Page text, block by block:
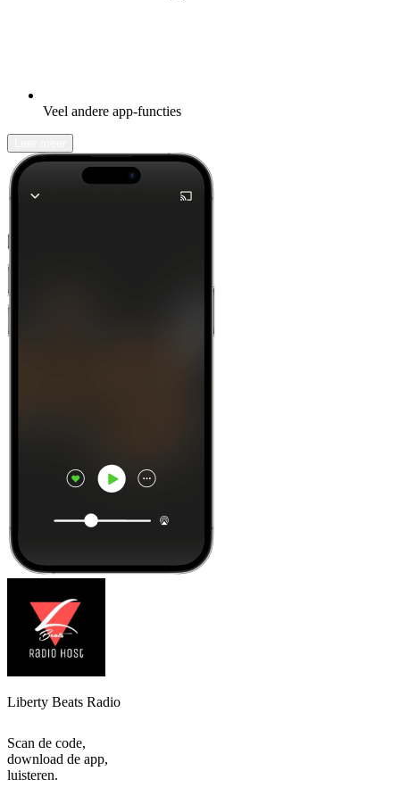
Veel andere app-functies
Liberty Beats Radio
Scan de code,
download de app,
luisteren.